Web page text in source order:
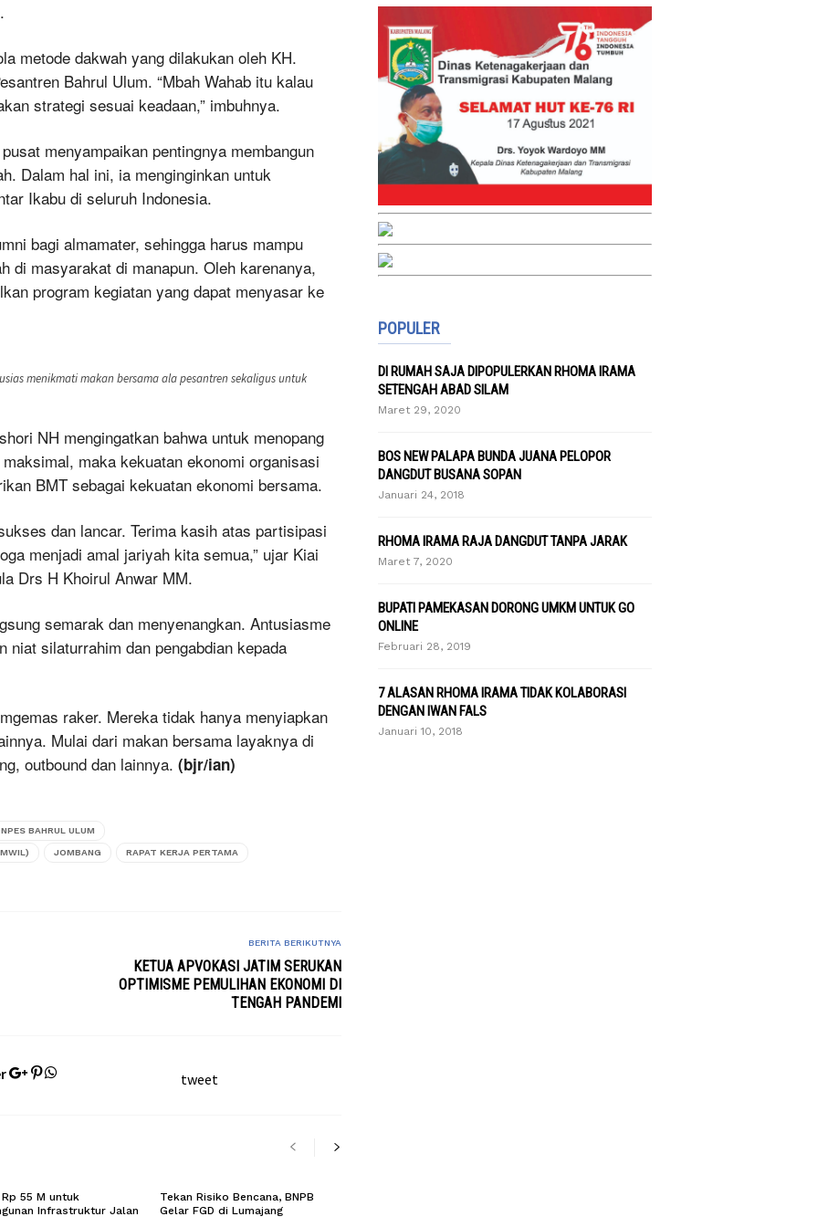
metode dakwah yang dilakukan oleh KH.
Bahrul Ulum. “Mbah Wahab itu kalau
strategi sesuai keadaan,” imbuhnya.
menyampaikan pentingnya membangun
Dalam hal ini, ia menginginkan untuk
Ikabu di seluruh Indonesia.
bagi almamater, sehingga harus mampu
di masyarakat di manapun. Oleh karenanya,
program kegiatan yang dapat menyasar ke
menikmati makan bersama ala pesantren sekaligus untuk
NH mengingatkan bahwa untuk menopang
maka kekuatan ekonomi organisasi
BMT sebagai kekuatan ekonomi bersama.
dan lancar. Terima kasih atas partisipasi
menjadi amal jariyah kita semua,” ujar Kiai
Drs H Khoirul Anwar MM.
semarak dan menyenangkan. Antusiasme
niat silaturrahim dan pengabdian kepada
raker. Mereka tidak hanya menyiapkan
Mulai dari makan bersama layaknya di
outbound dan lainnya. (bjr/ian)
BAHRUL ULUM
JOMBANG RAPAT KERJA PERTAMA
BERITA BERIKUTNYA
KETUA APVOKASI JATIM SERUKAN
OPTIMISME PEMULIHAN EKONOMI DI
TENGAH PANDEMI
tweet
55 M untuk
Infrastruktur Jalan
Tekan Risiko Bencana, BNPB
Gelar FGD di Lumajang
POPULER
DI RUMAH SAJA DIPOPULERKAN RHOMA IRAMA
SETENGAH ABAD SILAM
Maret 29, 2020
BOS NEW PALAPA BUNDA JUANA PELOPOR
DANGDUT BUSANA SOPAN
Januari 24, 2018
RHOMA IRAMA RAJA DANGDUT TANPA JARAK
Maret 7, 2020
BUPATI PAMEKASAN DORONG UMKM UNTUK GO
ONLINE
Februari 28, 2019
7 ALASAN RHOMA IRAMA TIDAK KOLABORASI
DENGAN IWAN FALS
Januari 10, 2018